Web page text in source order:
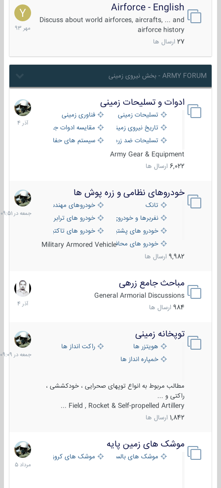
Airforce - English
Discuss about world airforces, aircrafts, ... and
airforce history
27 ارسال ها
15
مهر
1393
ARMY FORUM - بخش نیروی زمینی
ادوات و تسلیحات زمینی
تسلیحات زمینی
فناوری زمینی
تاریخ نیروی زمینی
مقایسه ادوات جنگی
تسلیحات ضد زره
سیستم های حفاظت فعال
Army Gear & Equipment
6,022 ارسال ها
21
آذر
1404
خودروهای نظامی و زره پوش ها
تانک
خودروهای مهندسی
نفربرها و خودروی های رزمی پیاده نظام
خودرو های ترابری نظامی
خودرو های پشتیبانی آتش ، شناسایی و ضد تانک
خودرو های تاکتیکی نظامی
خودرو های محافظت شدهMilitary Armored Vehicle
9,982 ارسال ها
جمعه
در
09:51
مباحث جامع زرهی
General Armorial Discussions
984 ارسال ها
7
آذر
1404
توپخانه زمینی
هویتزر ها
راکت انداز ها
خمپاره انداز ها
مطالب مربوط به انواع توپهای صحرایی ، خودکششی ،
راکتی و ...
Field , Rocket & Self-propelled Artillery ...
1,842 ارسال ها
جمعه
در
09:09
موشک های زمین پایه
موشک های بالستیک موشک های کروز
2
مرداد
1405